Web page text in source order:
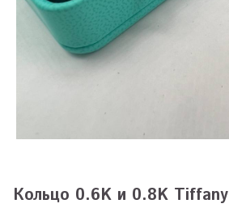
Кольцо 0.6K и 0.8K Tiffany